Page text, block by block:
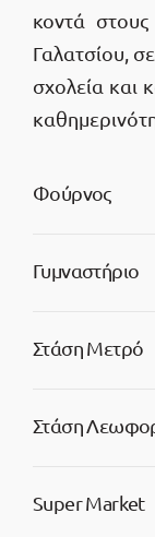
κοντά
Γαλατσίου,
σχολεία και
Φούρνος
Γυμναστήριο
Στάση Μετρό
Στάση
Super Market